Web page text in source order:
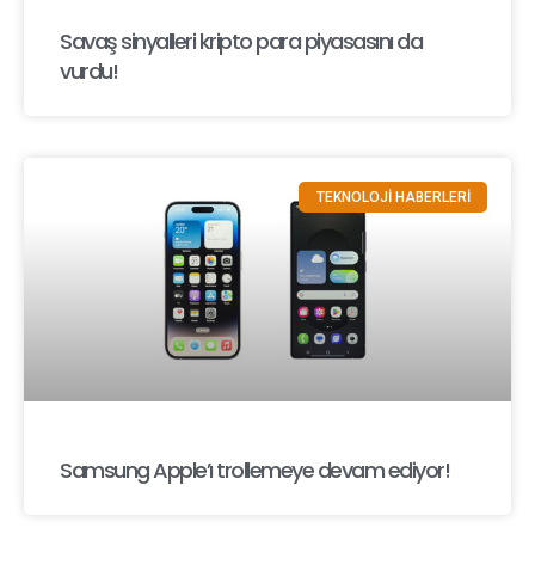
Savaş sinyalleri kripto para piyasasını da
vurdu!
TEKNOLOJİ HABERLERİ
Samsung Apple’ı trollemeye devam ediyor!